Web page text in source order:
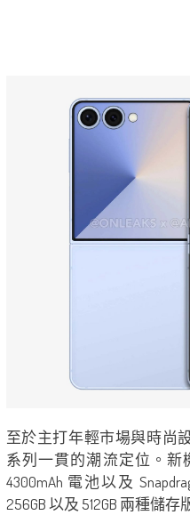
至於主打年輕市場與時尚設
系列一貫的潮流定位。新
4300mAh 電池以及
256GB 以及 512GB 兩種儲存